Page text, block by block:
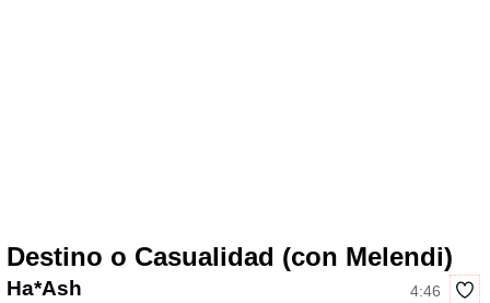
Destino o Casualidad (con Melendi)
4:46
Ha*Ash